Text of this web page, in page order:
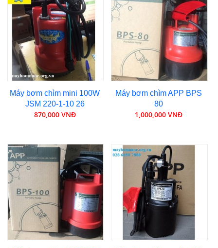
Máy bơm chìm mini 100W
JSM 220-1-10 26
870,000 VNĐ
Máy bơm chìm APP BPS
80
1,000,000 VNĐ